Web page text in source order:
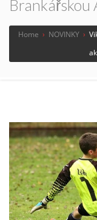
Brankářskou
Home › NOVINKY ›